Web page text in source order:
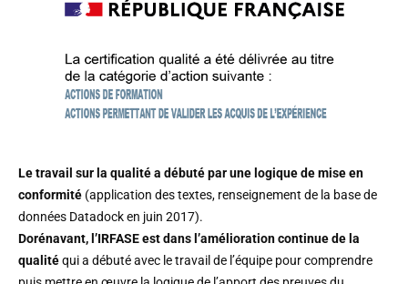
Le travail sur la qualité a débuté par une logique de mise en
conformité (application des textes, renseignement de la base de
données Datadock en juin 2017).
Dorénavant, l’IRFASE est dans l’amélioration continue de la
qualitéqui a débuté avec le travail de l’équipe pour comprendre